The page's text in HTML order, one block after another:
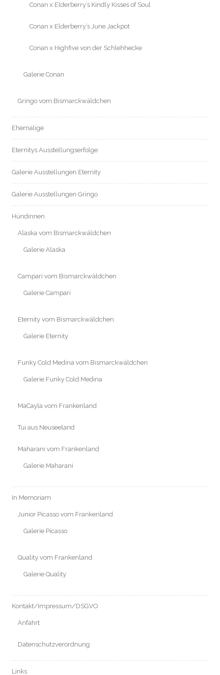
Conan x Elderberry’s Kindly Kisses of Soul
Conan x Elderberry’s June Jackpot
Conan x Highfive von der Schlehhecke
Galerie Conan
Gringo vom Bismarckwäldchen
Ehemalige
Eternitys Ausstellungserfolge
Galerie Ausstellungen Eternity
Galerie Ausstellungen Gringo
Hündinnen
Alaska vom Bismarckwäldchen
Galerie Alaska
Campari vom Bismarckwäldchen
Galerie Campari
Eternity vom Bismarckwäldchen
Galerie Eternity
Funky Cold Medina vom Bismarckwäldchen
Galerie Funky Cold Medina
MaCayla vom Frankenland
Tui aus Neuseeland
Maharani vom Frankenland
Galerie Maharani
In Memoriam
Junior Picasso vom Frankenland
Galerie Picasso
Quality vom Frankenland
Galerie Quality
Kontakt/Impressum/DSGVO
Anfahrt
Datenschutzverordnung
Links